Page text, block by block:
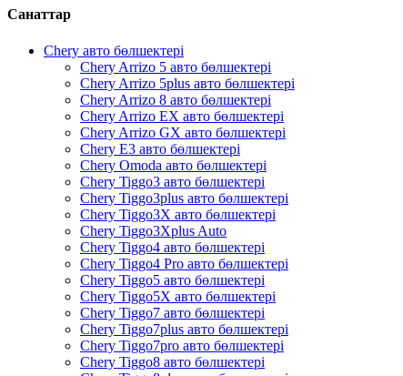
Санаттар
Chery авто бөлшектері
Chery Arrizo 5 авто бөлшектері
Chery Arrizo 5plus авто бөлшектері
Chery Arrizo 8 авто бөлшектері
Chery Arrizo EX авто бөлшектері
Chery Arrizo GX авто бөлшектері
Chery E3 авто бөлшектері
Chery Omoda авто бөлшектері
Chery Tiggo3 авто бөлшектері
Chery Tiggo3plus авто бөлшектері
Chery Tiggo3X авто бөлшектері
Chery Tiggo3Xplus Auto
Chery Tiggo4 авто бөлшектері
Chery Tiggo4 Pro авто бөлшектері
Chery Tiggo5 авто бөлшектері
Chery Tiggo5X авто бөлшектері
Chery Tiggo7 авто бөлшектері
Chery Tiggo7plus авто бөлшектері
Chery Tiggo7pro авто бөлшектері
Chery Tiggo8 авто бөлшектері